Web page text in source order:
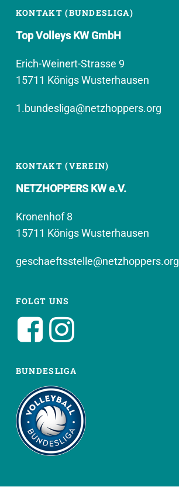
KONTAKT (BUNDESLIGA)
Top Volleys KW GmbH
Erich-Weinert-Strasse 9
15711 Königs Wusterhausen
1.bundesliga@netzhoppers.org
KONTAKT (VEREIN)
NETZHOPPERS KW e.V.
Kronenhof 8
15711 Königs Wusterhausen
geschaeftsstelle@netzhoppers.org
FOLGT UNS
BUNDESLIGA